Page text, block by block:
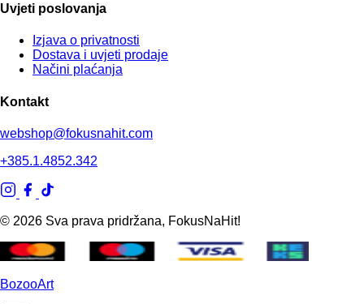
Uvjeti poslovanja
Izjava o privatnosti
Dostava i uvjeti prodaje
Načini plaćanja
Kontakt
webshop@fokusnahit.com
+385.1.4852.342
© 2026 Sva prava pridržana, FokusNaHit!
BozooArt